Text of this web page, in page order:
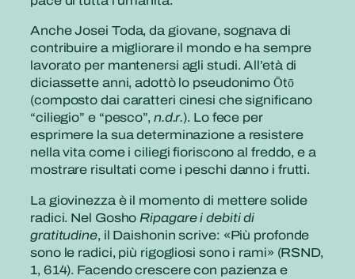
Anche Josei Toda, da giovane, sognava di
contribuire a migliorare il mondo e ha sempre
lavorato per mantenersi agli studi. All’età di
diciassette anni, adottò lo pseudonimo Ōtō
(composto dai caratteri cinesi che significano
“ciliegio” e “pesco”, n.d.r.). Lo fece per
esprimere la sua determinazione a resistere
nella vita come i ciliegi fioriscono al freddo, e a
mostrare risultati come i peschi danno i frutti.
La giovinezza è il momento di mettere solide
radici. Nel Gosho Ripagare i debiti di
gratitudine, il Daishonin scrive: «Più profonde
sono le radici, più rigogliosi sono i rami» (RSND,
1, 614). Facendo crescere con pazienza e